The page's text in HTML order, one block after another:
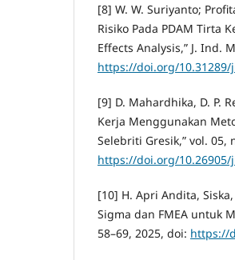
[8] W. W. Suriyanto;
Risiko Pada PDAM Tirta
Effects Analysis,” J. Ind.
https://doi.org/10.31289/
[9] D. Mahardhika, D. P.
Kerja Menggunakan
Selebriti Gresik,” vol. 05,
https://doi.org/10.26905/
[10] H. Apri Andita,
Sigma dan FMEA untuk
58–69, 2025, doi: https://